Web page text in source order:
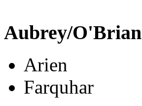
Aubrey/O'Brian
Arien
Farquhar